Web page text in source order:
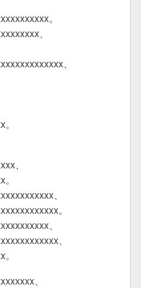
。
、
、
、
、
。
、
、
、